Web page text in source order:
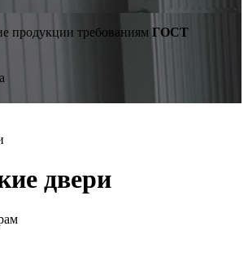
продукции требованиям ГОСТ
двери